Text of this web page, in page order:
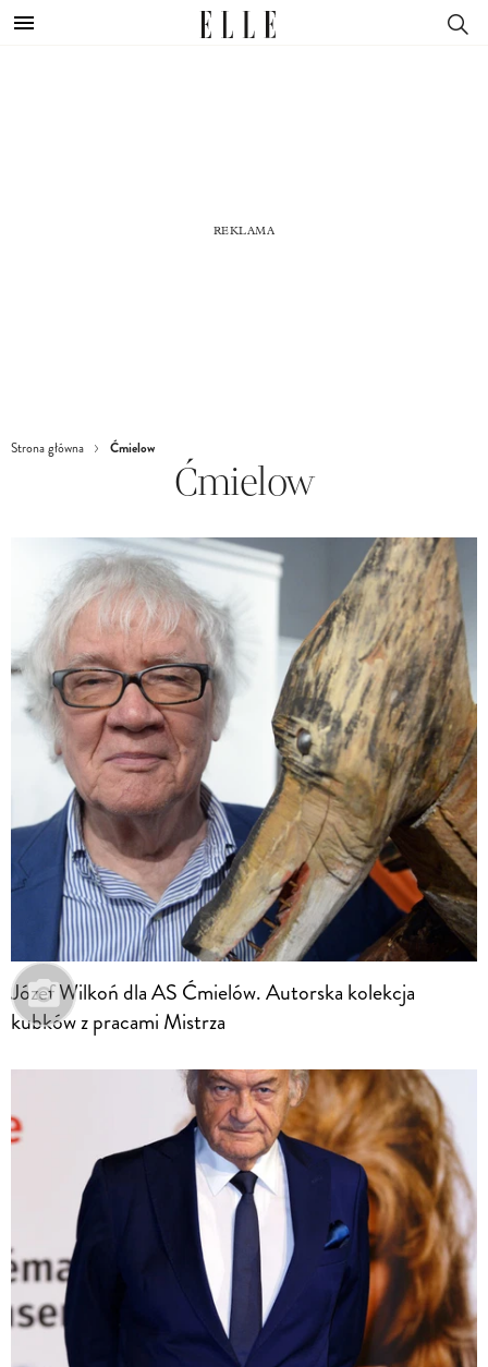
Strona główna Ćmielow
Ćmielow
Józef Wilkoń dla AS Ćmielów. Autorska kolekcja
kubków z pracami Mistrza